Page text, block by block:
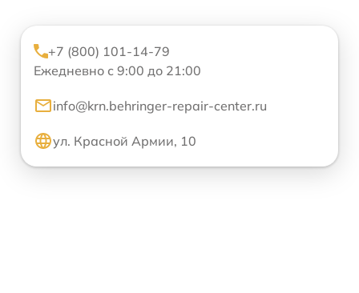
+7 (800) 101-14-79
Ежедневно с 9:00 до 21:00
info@krn.behringer-repair-center.ru
ул. Красной Армии, 10